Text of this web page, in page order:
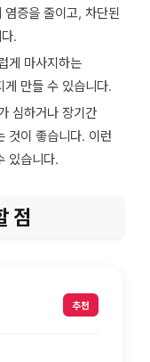
증을 줄이고, 차단된
.
게 마사지하는
게 만들 수 있습니다.
심하거나 장기간
것이 좋습니다. 이런
있습니다.
점
추천